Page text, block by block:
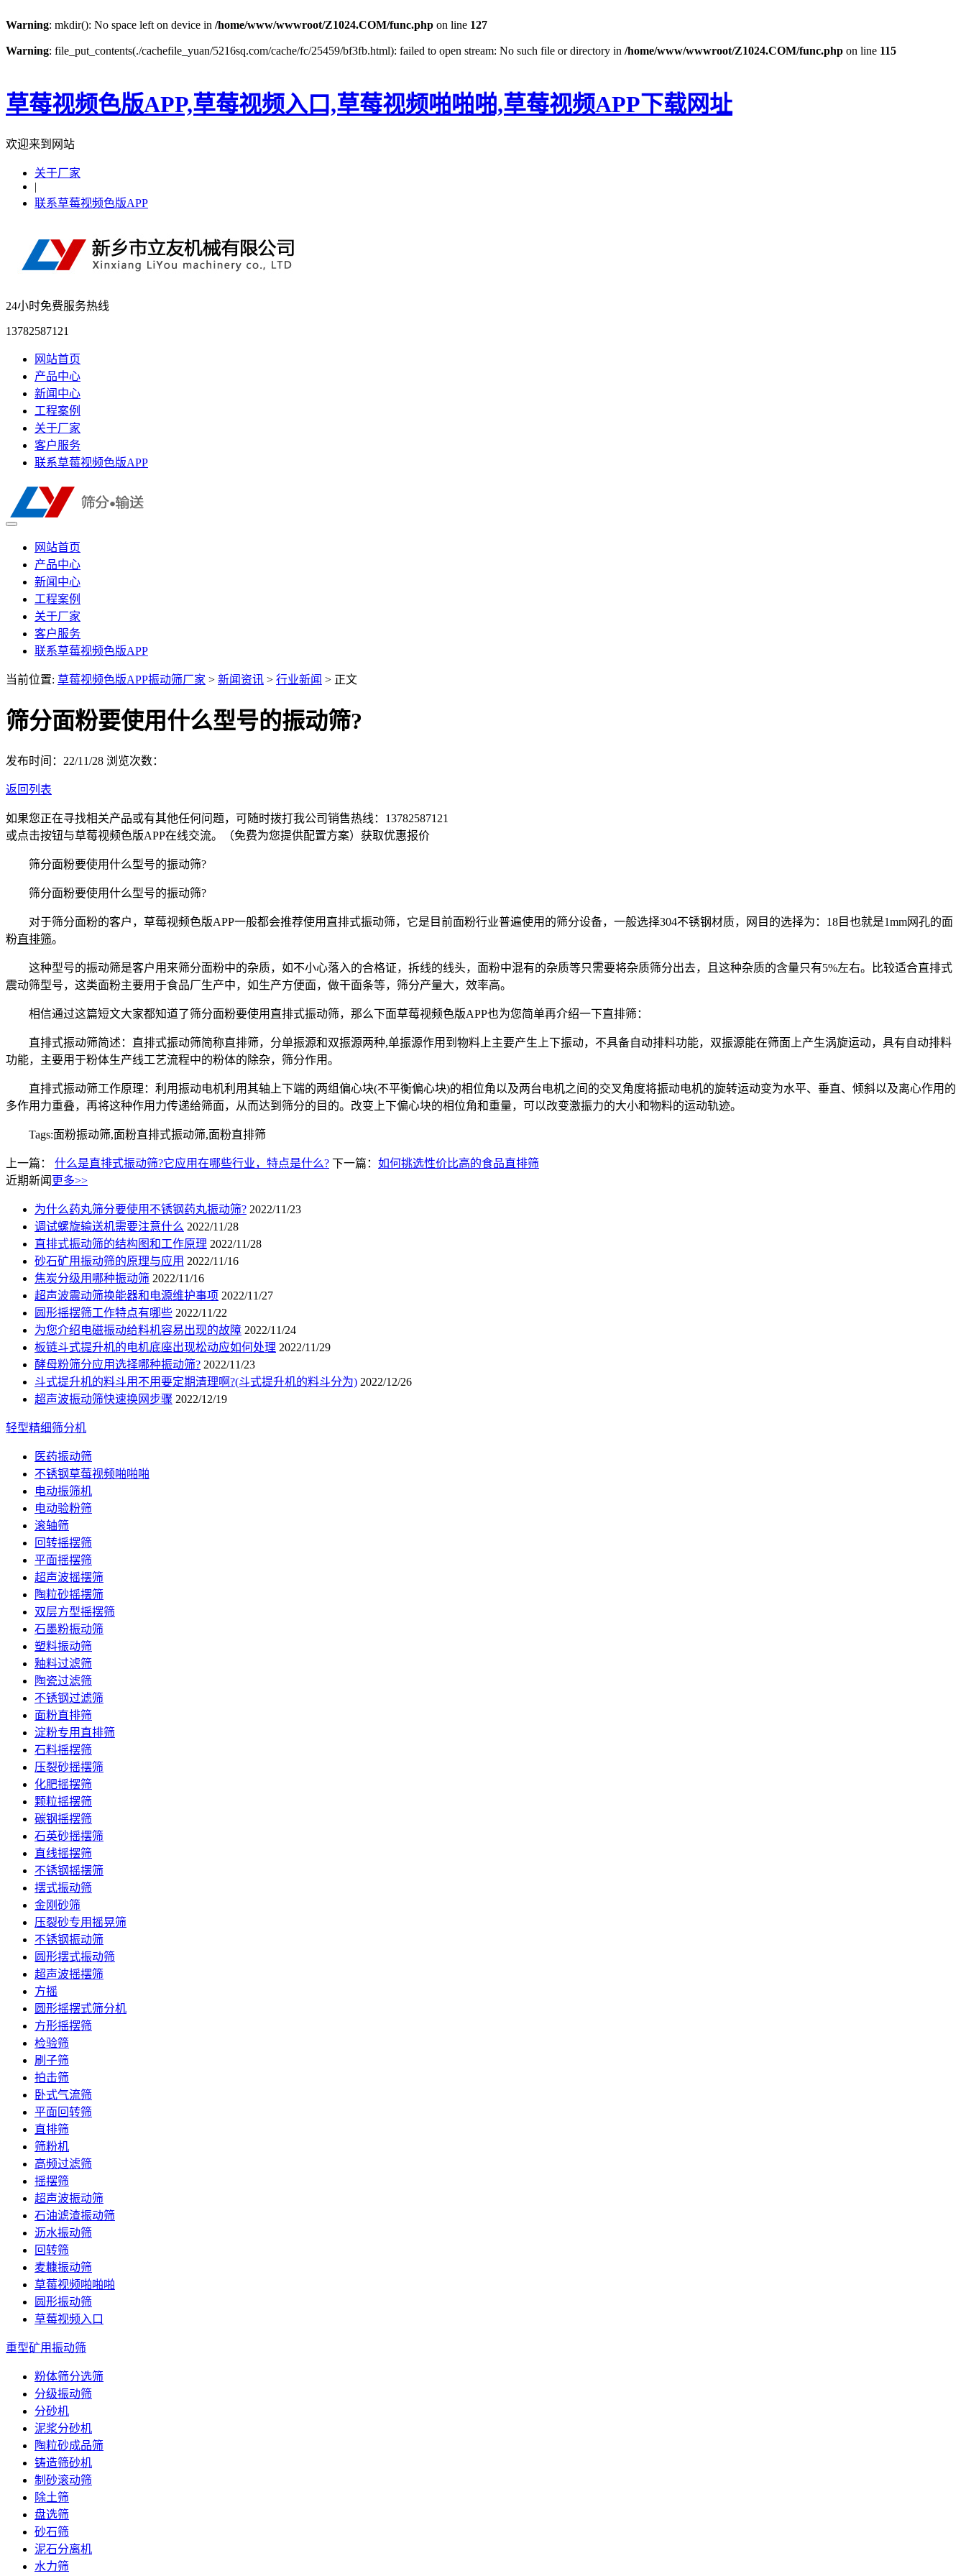
Warning: mkdir(): No space left on device in /home/www/wwwroot/Z1024.COM/func.php on line 127
Warning: file_put_contents(./cachefile_yuan/5216sq.com/cache/fc/25459/bf3fb.html): failed to open stream: No such file or directory in /home/www/wwwroot/Z1024.COM/func.php on line 115
草莓视频色版APP,草莓视频入口,草莓视频啪啪啪,草莓视频APP下载网址
欢迎来到网站
关于厂家
|
联系草莓视频色版APP
24小时免费服务热线
13782587121
网站首页
产品中心
新闻中心
工程案例
关于厂家
客户服务
联系草莓视频色版APP
网站首页
产品中心
新闻中心
工程案例
关于厂家
客户服务
联系草莓视频色版APP
当前位置: 草莓视频色版APP振动筛厂家 > 新闻资讯 > 行业新闻 > 正文
筛分面粉要使用什么型号的振动筛?
发布时间：22/11/28 浏览次数：
返回列表
如果您正在寻找相关产品或有其他任何问题，可随时拨打我公司销售热线： 13782587121
或点击按钮与草莓视频色版APP在线交流。（免费为您提供配置方案） 获取优惠报价
筛分面粉要使用什么型号的振动筛?
筛分面粉要使用什么型号的振动筛?
对于筛分面粉的客户，草莓视频色版APP一般都会推荐使用直排式振动筛，它是目前面粉行业普遍使用的筛分设备，一般选择304不锈钢材质，网目的选择为：18目也就是1mm网孔的面
粉直排筛。
这种型号的振动筛是客户用来筛分面粉中的杂质，如不小心落入的合格证，拆线的线头，面粉中混有的杂质等只需要将杂质筛分出去，且这种杂质的含量只有5%左右。比较适合直排式
震动筛型号，这类面粉主要用于食品厂生产中，如生产方便面，做干面条等，筛分产量大，效率高。
相信通过这篇短文大家都知道了筛分面粉要使用直排式振动筛，那么下面草莓视频色版APP也为您简单再介绍一下直排筛：
直排式振动筛简述：直排式振动筛简称直排筛，分单振源和双振源两种,单振源作用到物料上主要产生上下振动，不具备自动排料功能，双振源能在筛面上产生涡旋运动，具有自动排料
功能，主要用于粉体生产线工艺流程中的粉体的除杂，筛分作用。
直排式振动筛工作原理：利用振动电机利用其轴上下端的两组偏心块(不平衡偏心块)的相位角以及两台电机之间的交叉角度将振动电机的旋转运动变为水平、垂直、倾斜以及离心作用的
多作用力重叠，再将这种作用力传递给筛面，从而达到筛分的目的。改变上下偏心块的相位角和重量，可以改变激振力的大小和物料的运动轨迹。
Tags:面粉振动筛,面粉直排式振动筛,面粉直排筛
上一篇： 什么是直排式振动筛?它应用在哪些行业，特点是什么? 下一篇： 如何挑选性价比高的食品直排筛
近期新闻 更多>>
为什么药丸筛分要使用不锈钢药丸振动筛? 2022/11/23
调试螺旋输送机需要注意什么 2022/11/28
直排式振动筛的结构图和工作原理 2022/11/28
砂石矿用振动筛的原理与应用 2022/11/16
焦炭分级用哪种振动筛 2022/11/16
超声波震动筛换能器和电源维护事项 2022/11/27
圆形摇摆筛工作特点有哪些 2022/11/22
为您介绍电磁振动给料机容易出现的故障 2022/11/24
板链斗式提升机的电机底座出现松动应如何处理 2022/11/29
酵母粉筛分应用选择哪种振动筛? 2022/11/23
斗式提升机的料斗用不用要定期清理啊?(斗式提升机的料斗分为) 2022/12/26
超声波振动筛快速换网步骤 2022/12/19
轻型精细筛分机
医药振动筛
不锈钢草莓视频啪啪啪
电动振筛机
电动验粉筛
滚轴筛
回转摇摆筛
平面摇摆筛
超声波摇摆筛
陶粒砂摇摆筛
双层方型摇摆筛
石墨粉振动筛
塑料振动筛
釉料过滤筛
陶瓷过滤筛
不锈钢过滤筛
面粉直排筛
淀粉专用直排筛
石料摇摆筛
压裂砂摇摆筛
化肥摇摆筛
颗粒摇摆筛
碳钢摇摆筛
石英砂摇摆筛
直线摇摆筛
不锈钢摇摆筛
摆式振动筛
金刚砂筛
压裂砂专用摇晃筛
不锈钢振动筛
圆形摆式振动筛
超声波摇摆筛
方摇
圆形摇摆式筛分机
方形摇摆筛
检验筛
刷子筛
拍击筛
卧式气流筛
平面回转筛
直排筛
筛粉机
高频过滤筛
摇摆筛
超声波振动筛
石油滤渣振动筛
沥水振动筛
回转筛
麦糠振动筛
草莓视频啪啪啪
圆形振动筛
草莓视频入口
重型矿用振动筛
粉体筛分选筛
分级振动筛
分砂机
泥浆分砂机
陶粒砂成品筛
铸造筛砂机
制砂滚动筛
除土筛
盘选筛
砂石筛
泥石分离机
水力筛